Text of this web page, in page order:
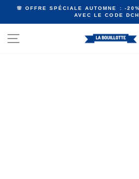
Passer
contenu
🌸 OFFRE SPÉCIALE AUTOMNE : -
AVEC LE CODE